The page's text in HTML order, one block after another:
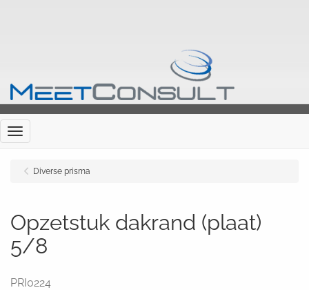
Menu
Diverse prisma
Opzetstuk dakrand (plaat)
5/8
PRI0224